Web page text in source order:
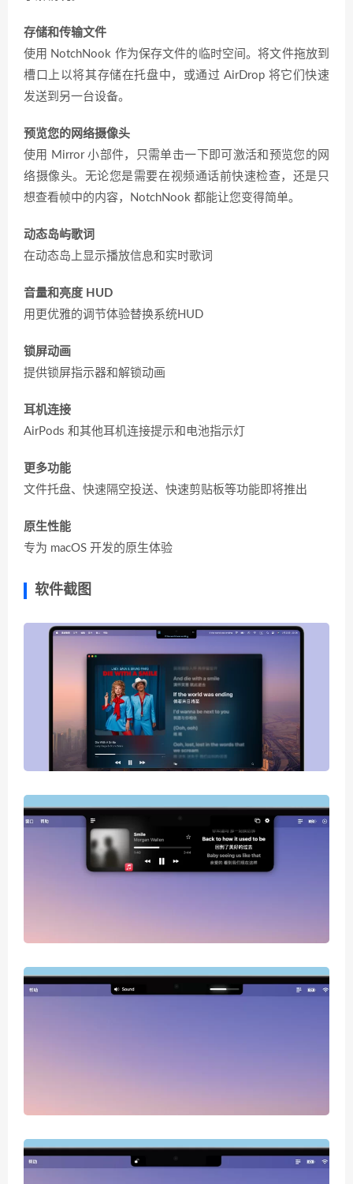
存储和传输文件
使用 NotchNook 作为保存文件的临时空间。将文件拖放到
槽口上以将其存储在托盘中，或通过 AirDrop 将它们快速
发送到另一台设备。
预览您的网络摄像头
使用 Mirror 小部件，只需单击一下即可激活和预览您的网
络摄像头。无论您是需要在视频通话前快速检查，还是只
想查看帧中的内容，NotchNook 都能让您变得简单。
动态岛屿歌词
在动态岛上显示播放信息和实时歌词
音量和亮度 HUD
用更优雅的调节体验替换系统HUD
锁屏动画
提供锁屏指示器和解锁动画
耳机连接
AirPods 和其他耳机连接提示和电池指示灯
更多功能
文件托盘、快速隔空投送、快速剪贴板等功能即将推出
原生性能
专为 macOS 开发的原生体验
软件截图